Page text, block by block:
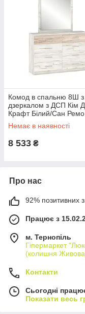
Комод в спальню 8Ш з
дзеркалом з ДСП Кім
Крафт Білий/Сан Ремо
Мебель Сервіс
Немає в наявності
8 533 ₴
Про нас
92% позитивних з
Працює з
м. Тернопіль
Гіпермаркет
(колишня
Контакти
Сьогодні
Показати весь